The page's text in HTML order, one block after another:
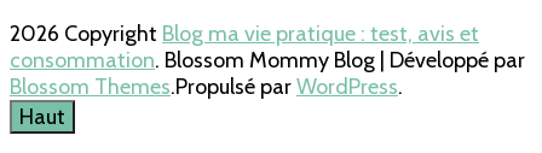
2026 Copyright Blog ma vie pratique : test, avis et
consommation. Blossom Mommy Blog | Développé par
Blossom Themes.Propulsé parWordPress.
Haut